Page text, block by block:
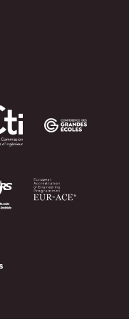
Image